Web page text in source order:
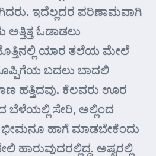
ಇದೆಲ್ಲದರ ಪರಿಣಾಮವಾಗಿ
ಓಡಾಡಲು
ಯಾರ ತಲೆಯ ಮೇಲೆ
ಬದಲು ಬಾದಲಿ
ಹತ್ತಿದವು. ಕೆಲವರು ಊರ
ಸೇರಿ, ಅಲ್ಲಿಂದ
ಹಾಗೆ ಮಾಡಬೇಕೆಂದು
ಹಾರುವುದರಲ್ಲಿದ್ದ. ಅಷ್ಟರಲ್ಲಿ